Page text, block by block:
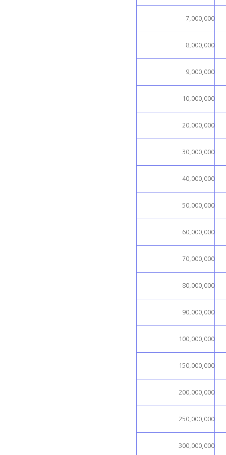
7,000,000
8,000,000
9,000,000
10,000,000
20,000,000
30,000,000
40,000,000
50,000,000
60,000,000
70,000,000
80,000,000
90,000,000
100,000,000
150,000,000
200,000,000
250,000,000
300,000,000